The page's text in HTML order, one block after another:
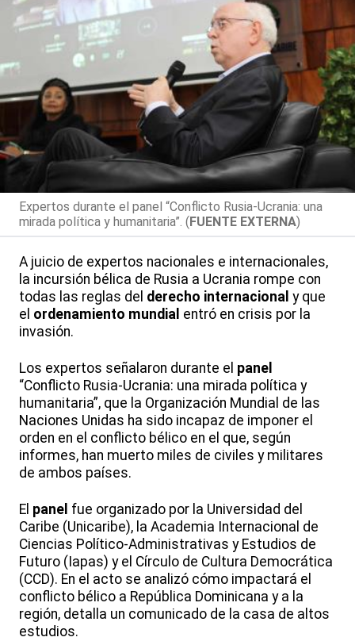
Expertos durante el panel “Conflicto Rusia-Ucrania: una
mirada política y humanitaria”. (FUENTE EXTERNA)
A juicio de expertos nacionales e internacionales,
la incursión bélica de Rusia a Ucrania rompe con
todas las reglas del derecho internacional y que
el ordenamiento mundial entró en crisis por la
invasión.
Los expertos señalaron durante el panel
“Conflicto Rusia-Ucrania: una mirada política y
humanitaria”, que la Organización Mundial de las
Naciones Unidas ha sido incapaz de imponer el
orden en el conflicto bélico en el que, según
informes, han muerto miles de civiles y militares
de ambos países.
El panel fue organizado por la Universidad del
Caribe (Unicaribe), la Academia Internacional de
Ciencias Político-Administrativas y Estudios de
Futuro (Iapas) y el Círculo de Cultura Democrática
(CCD). En el acto se analizó cómo impactará el
conflicto bélico a República Dominicana y a la
región, detalla un comunicado de la casa de altos
estudios.